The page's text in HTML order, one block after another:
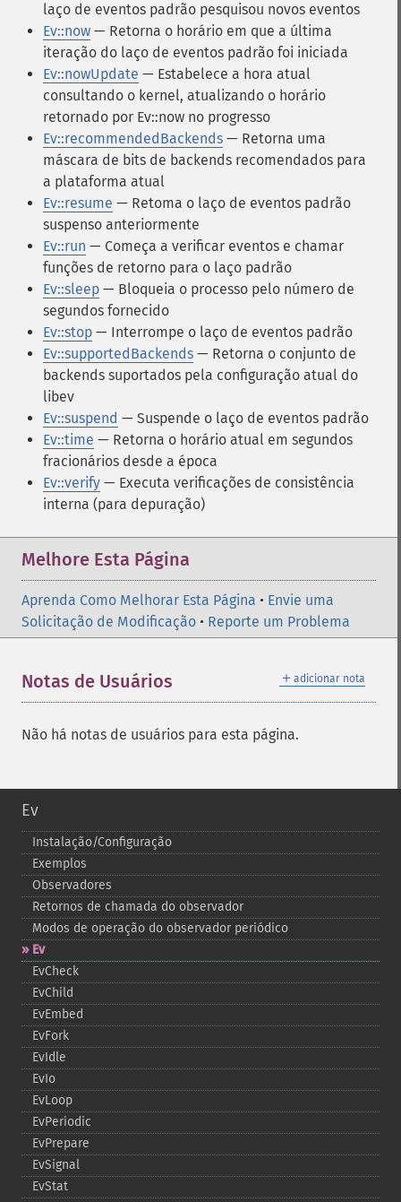
laço de eventos padrão pesquisou novos eventos
Ev::now — Retorna o horário em que a última
iteração do laço de eventos padrão foi iniciada
Ev::nowUpdate — Estabelece a hora atual
consultando o kernel, atualizando o horário
retornado por Ev::now no progresso
Ev::recommendedBackends — Retorna uma
máscara de bits de backends recomendados para
a plataforma atual
Ev::resume — Retoma o laço de eventos padrão
suspenso anteriormente
Ev::run — Começa a verificar eventos e chamar
funções de retorno para o laço padrão
Ev::sleep — Bloqueia o processo pelo número de
segundos fornecido
Ev::stop — Interrompe o laço de eventos padrão
Ev::supportedBackends — Retorna o conjunto de
backends suportados pela configuração atual do
libev
Ev::suspend — Suspende o laço de eventos padrão
Ev::time — Retorna o horário atual em segundos
fracionários desde a época
Ev::verify — Executa verificações de consistência
interna (para depuração)
Melhore Esta Página
Aprenda Como Melhorar Esta Página • Envie uma
Solicitação de Modificação • Reporte um Problema
＋ adicionar nota
Notas de Usuários
Não há notas de usuários para esta página.
Ev
Instalação/Configuração
Exemplos
Observadores
Retornos de chamada do observador
Modos de operação do observador periódico
Ev
EvCheck
EvChild
EvEmbed
EvFork
EvIdle
EvIo
EvLoop
EvPeriodic
EvPrepare
EvSignal
EvStat